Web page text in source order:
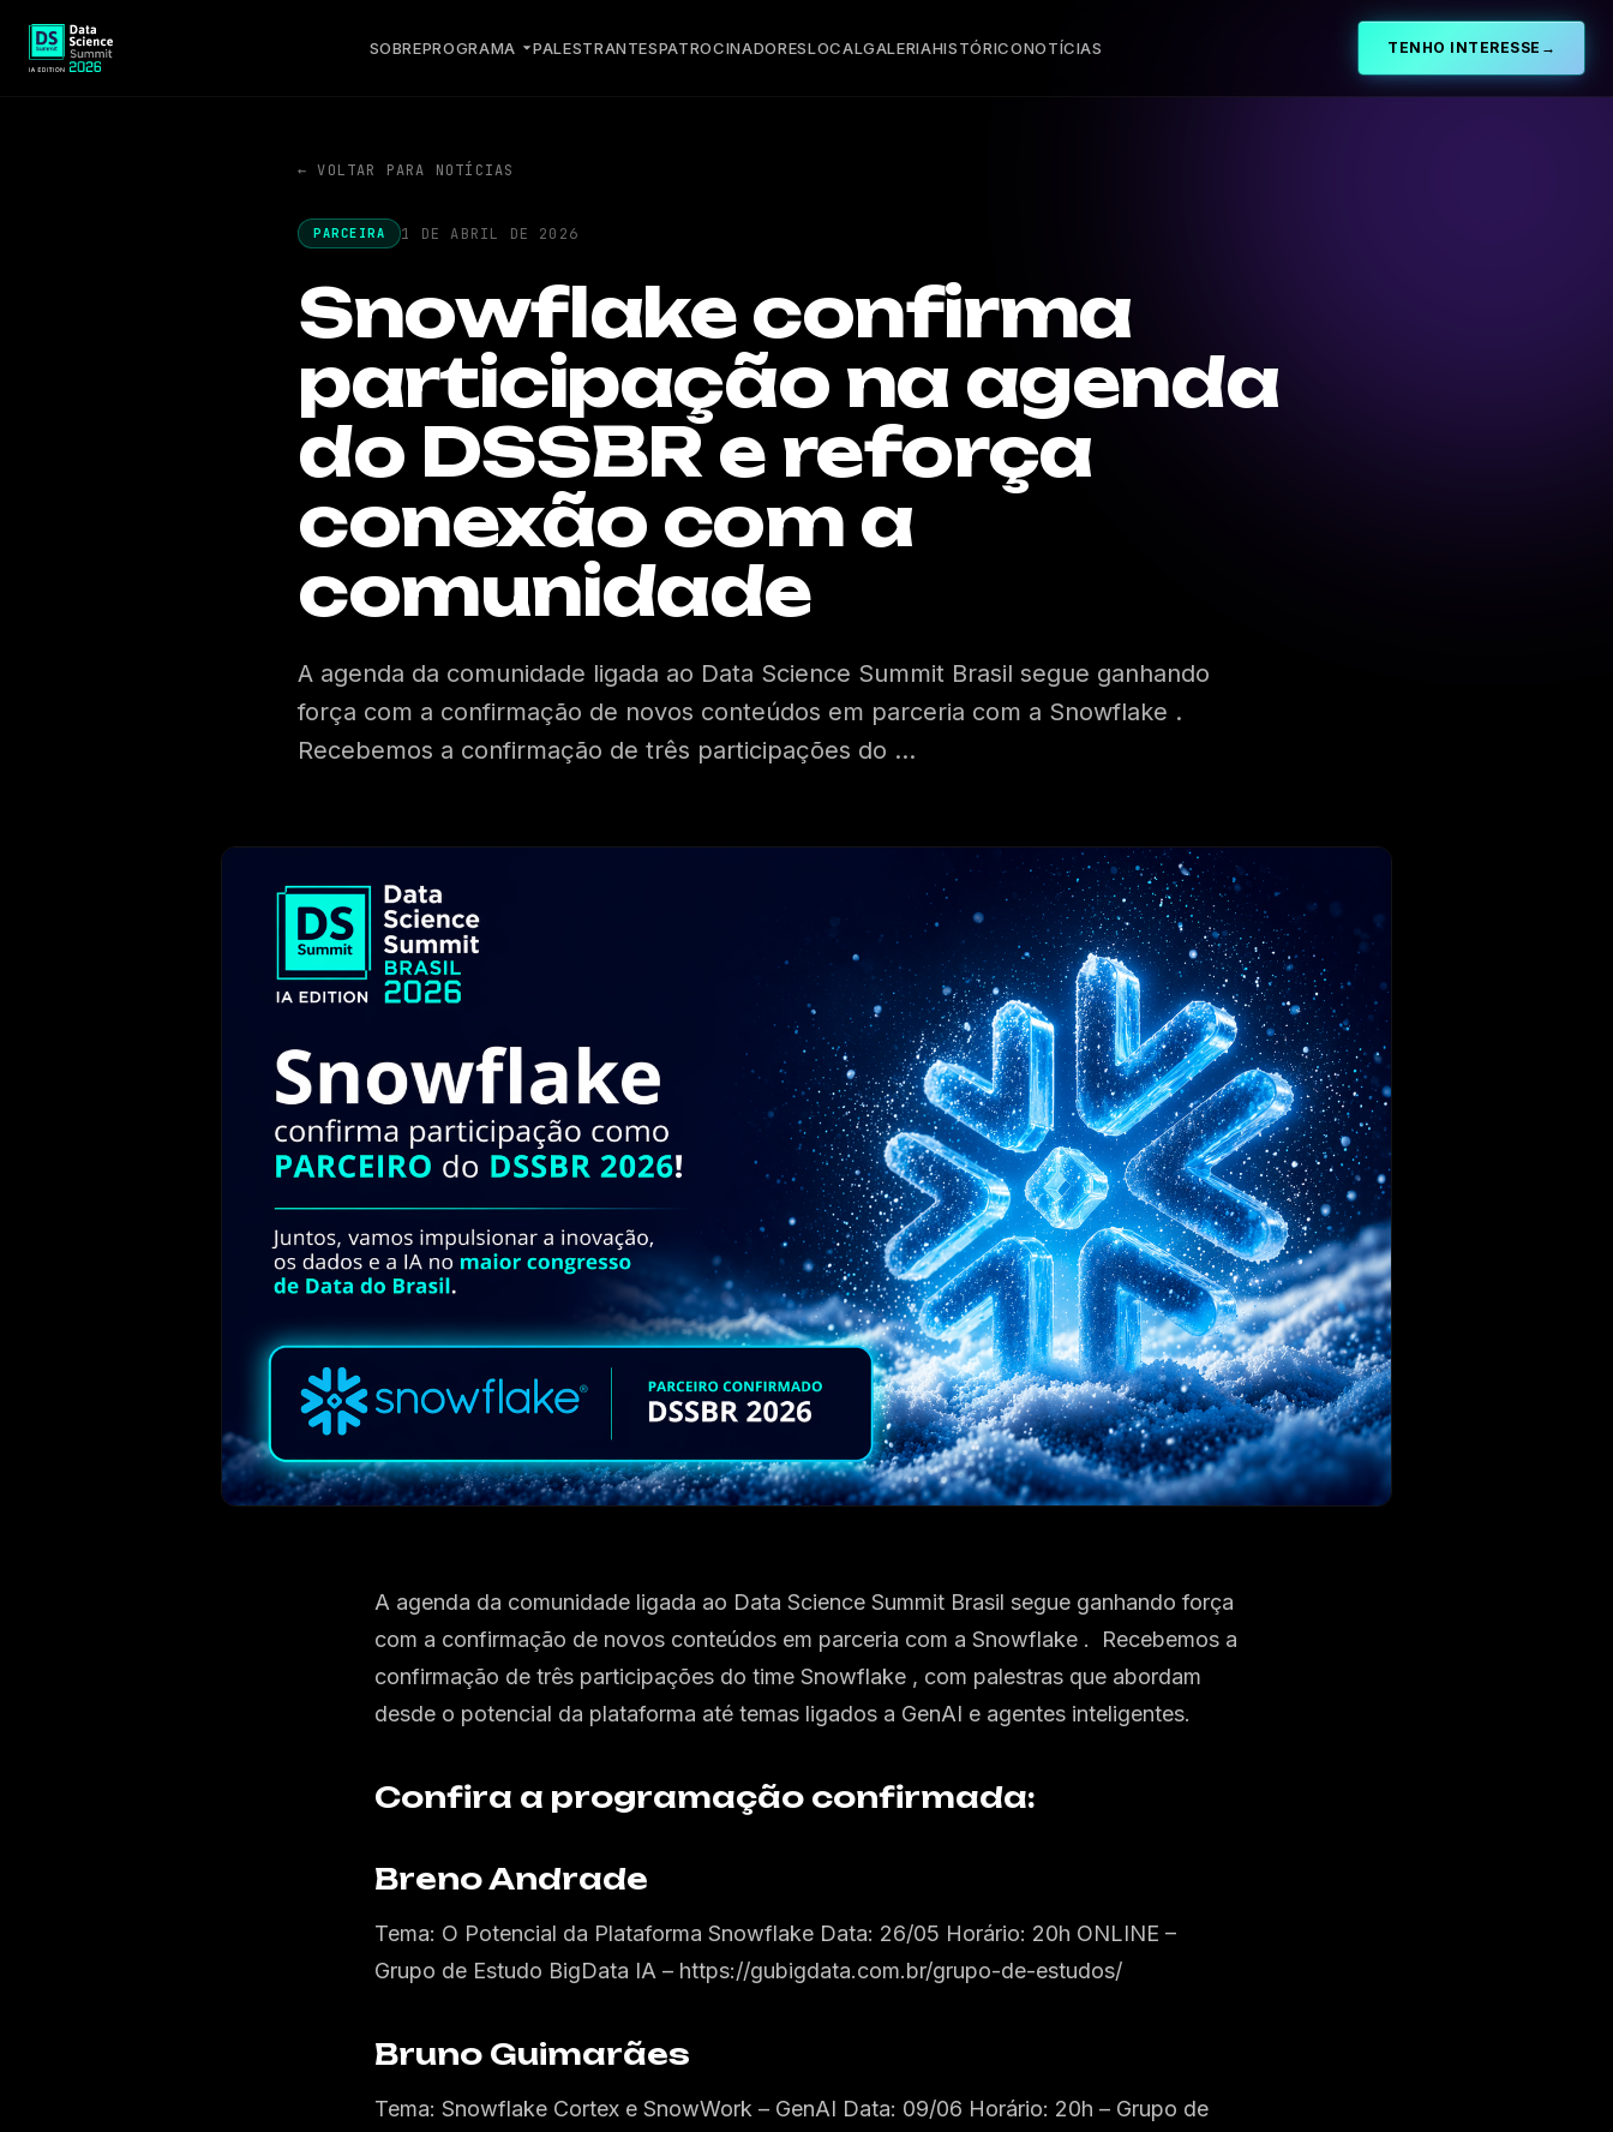
SOBREPROGRAMA PALESTRANTESPATROCINADORESLOCALGALERIAHISTÓRICONOTÍCIAS TENHO INTERESSE →
← VOLTAR PARA NOTÍCIAS
PARCEIRA 1 DE ABRIL DE 2026
Snowflake confirma
participação na agenda
do DSSBR e reforça
conexão com a
comunidade
A agenda da comunidade ligada ao Data Science Summit Brasil segue ganhando
força com a confirmação de novos conteúdos em parceria com a Snowflake .
Recebemos a confirmação de três participações do ...
A agenda da comunidade ligada ao Data Science Summit Brasil segue ganhando força
com a confirmação de novos conteúdos em parceria com a Snowflake . Recebemos a
confirmação de três participações do time Snowflake , com palestras que abordam
desde o potencial da plataforma até temas ligados a GenAI e agentes inteligentes.
Confira a programação confirmada:
Breno Andrade
Tema: O Potencial da Plataforma Snowflake Data: 26/05 Horário: 20h ONLINE –
Grupo de Estudo BigData IA – https://gubigdata.com.br/grupo-de-estudos/
Bruno Guimarães
Tema: Snowflake Cortex e SnowWork – GenAI Data: 09/06 Horário: 20h – Grupo de